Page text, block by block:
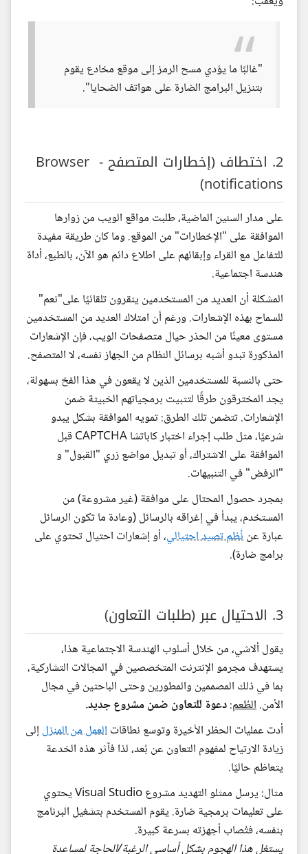
"غالبًا ما يؤدي مسح الرمز إلى موقع مخادع يقوم
بتنزيل البرامج الضارة على هواتف الضحايا".
2. اختطاف (إخطارات المتصفح - Browser
notifications)
على مدار السنين الماضية، طلبت مواقع الويب من زوارها
الموافقة على "الإخطارات" من الموقع. وما كان طريقة مفيدة
للتفاعل مع القراء وإبقائهم على اطلاع دائم هو الآن، بالطبع، أداة
هندسة اجتماعية.
المشكلة أن العديد من المستخدمين ينقرون تلقائيًا على"نعم"
للسماح بهذه الإشعارات. ورغم أن امتلاك العديد من المستخدمين
مستوى معينًا من الحذر حيال متصفحات الويب، فإن الإشعارات
المذكورة تبدو أشبه برسائل النظام من الجهاز نفسه، لا المتصفح.
حتى بالنسبة للمستخدمين الذين لا يقعون في هذا الفخ بسهولة،
يجد المخترقون طرقًا لتثبيت برمجياتهم الخبيثة ضمن
الإشعارات. تتضمن تلك الطرق: تمويه الموافقة بشكل يبدو
شرعيًا، مثل طلب إجراء اختبار كاباتشا CAPTCHA قبل
الموافقة على الاشتراك، أو تبديل مواضع زري "القبول" و
"الرفض" في التنبيهات.
بمجرد حصول المحتال على موافقة (غير مشروعة) من
المستخدم، يبدأ في إغراقه بالرسائل (وعادة ما تكون الرسائل
عبارة عننُظم تصيد احتيالي، أو إشعارات احتيال تحتوي على
برامج ضارة).
3. الاحتيال عبر (طلبات التعاون)
يقول ألاشي، من خلال أسلوب الهندسة الاجتماعية هذا،
يستهدف مجرمو الإنترنت المتخصصين في المجالات التشاركية،
بما في ذلك المصممين والمطورين وحتى الباحثين في مجال
الأمن.الطُعم:دعوة للتعاون ضمن مشروع جديد.
أدت عمليات الحظر الأخيرة وتوسع نطاقاتالعمل من المنزلإلى
زيادة الارتياح لمفهوم التعاون عن بُعد، لذا فآثر هذه الخدعة
يتعاظم حاليًا.
مثال: يرسل ممثلو التهديد مشروع Visual Studio يحتوي
على تعليمات برمجية ضارة. يقوم المستخدم بتشغيل البرنامج
بنفسه، فتُصاب أجهزته بسرعة كبيرة.
يستغل هذا الهجوم بشكل أساسي الرغبة/الحاجة لمساعدة